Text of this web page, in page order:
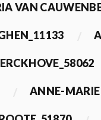
VAN
ANNE-MARIE